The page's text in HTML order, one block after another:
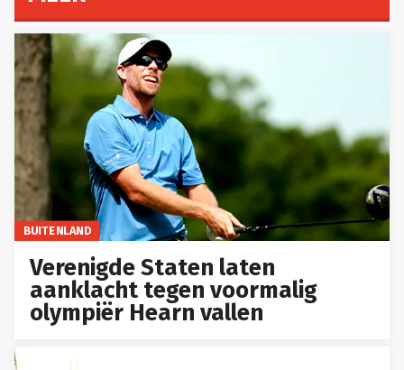
BUITENLAND
Verenigde Staten laten
aanklacht tegen voormalig
olympiër Hearn vallen